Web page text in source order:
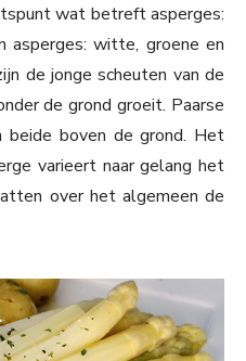
wat betreft asperges:
asperges: witte, groene en
de jonge scheuten van de
de grond groeit. Paarse
beide boven de grond. Het
varieert naar gelang het
over het algemeen de